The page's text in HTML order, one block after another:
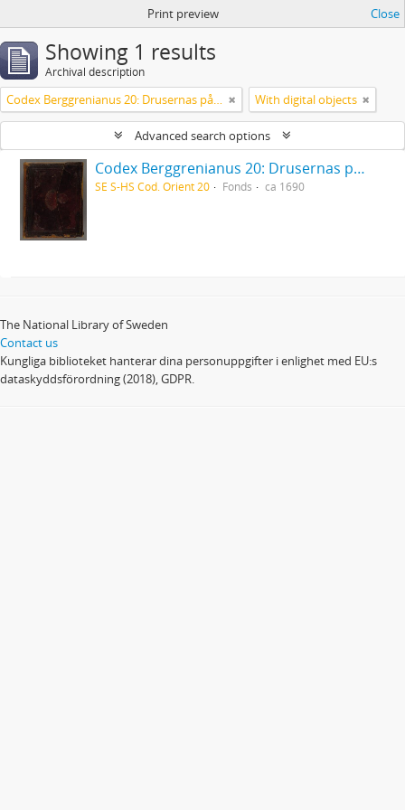
Print preview Close
Showing 1 results
Archival description
Codex Berggrenianus 20: Drusernas på Libanon heliga bok With digital objects
Advanced search options
Codex Berggrenianus 20: Drusernas på Libanon heliga bok
SE S-HS Cod. Orient 20 Fonds ca 1690
The National Library of Sweden
Contact us
Kungliga biblioteket hanterar dina personuppgifter i enlighet med EU:s
dataskyddsförordning (2018), GDPR.